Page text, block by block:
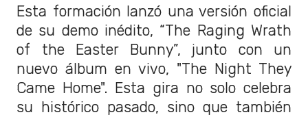
Esta formación lanzó una versión oficial
de su demo inédito, “The Raging Wrath
of the Easter Bunny”, junto con un
nuevo álbum en vivo, "The Night They
Came Home". Esta gira no solo celebra
su histórico pasado, sino que también